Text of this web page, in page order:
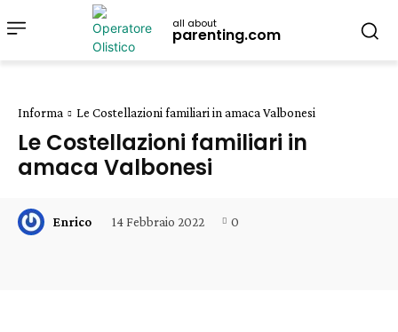
all about
parenting.com
Informa Le Costellazioni familiari in amaca Valbonesi
Le Costellazioni familiari in
amaca Valbonesi
Enrico 14 Febbraio 2022 0